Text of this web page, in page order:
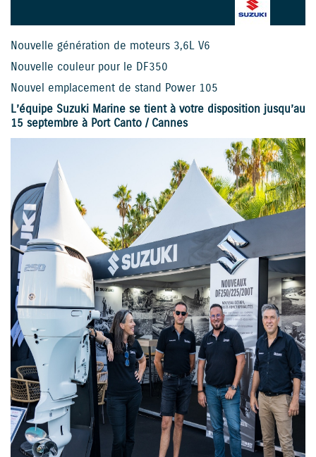
Nouvelle génération de moteurs 3,6L V6
Nouvelle couleur pour le DF350
Nouvel emplacement de stand Power 105
L’équipe Suzuki Marine se tient à votre disposition jusqu’au
15 septembre à Port Canto / Cannes